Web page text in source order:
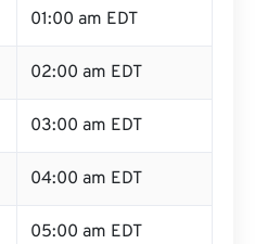
01:00 am EDT
02:00 am EDT
03:00 am EDT
04:00 am EDT
05:00 am EDT